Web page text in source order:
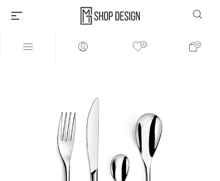
Millions of people around the
0 0